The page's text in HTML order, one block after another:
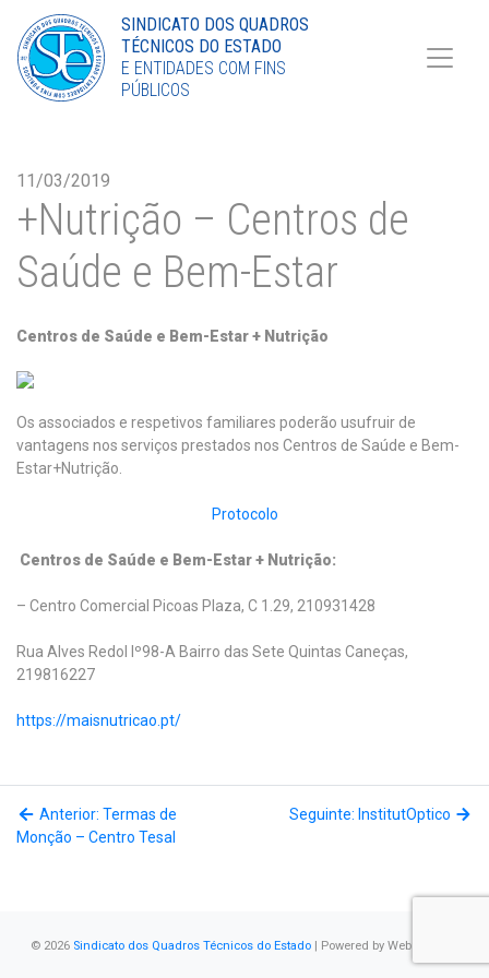
Torne-se Sócio
LinkedIn
SINDICATO DOS QUADROS
TÉCNICOS DO ESTADO
E ENTIDADES COM FINS
PÚBLICOS
11/03/2019
+Nutrição – Centros de
Saúde e Bem-Estar
Centros de Saúde e Bem-Estar + Nutrição
Os associados e respetivos familiares poderão usufruir de
vantagens nos serviços prestados nos Centros de Saúde e Bem-
Estar+Nutrição.
Protocolo
Centros de Saúde e Bem-Estar + Nutrição:
– Centro Comercial Picoas Plaza, C 1.29, 210931428
Rua Alves Redol lº98-A Bairro das Sete Quintas Caneças,
219816227
https://maisnutricao.pt/
Anterior: Termas de
Monção – Centro Tesal
Seguinte: InstitutOptico
© 2026 Sindicato dos Quadros Técnicos do Estado | Powered by WebSystems